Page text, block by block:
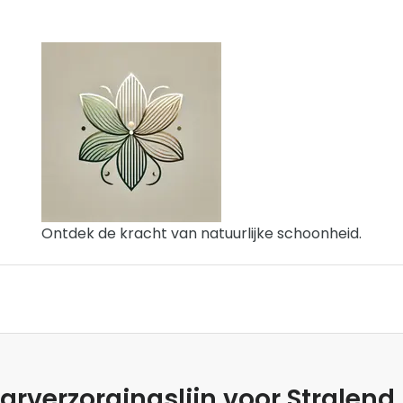
Ontdek de kracht van natuurlijke schoonheid.